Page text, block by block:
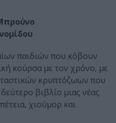
παιδιών που κόβουν
κούρσα με τον χρόνο, με
κρυπτόζωων που
βιβλίο μιας νέας
χιούμορ και